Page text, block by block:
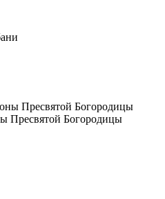
Пресвятой Богородицы